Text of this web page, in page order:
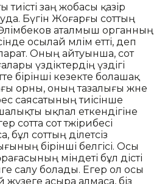
тиісті заң жобасы қазір
Бүгін Жоғарғы соттың
аталмыш органның
осылай мәлім етті, деп
Оның айтуынша, сот
үздіктердің үздігі
бірінші кезекте болашақ
орны, оның тазалығы және
саясатының тиісінше
ықпал еткендігіне
сотта сот тәжірибесі
соттың әділетсіз
бірінші белгісі. Осы
міндеті бұл әдісті
салу болады. Егер ол осы
жүзеге асыра алмаса, біз